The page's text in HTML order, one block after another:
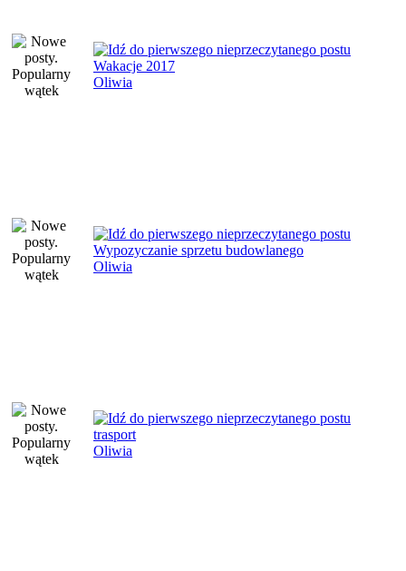
Wakacje 2017
Oliwia
Wypozyczanie sprzetu budowlanego
Oliwia
trasport
Oliwia